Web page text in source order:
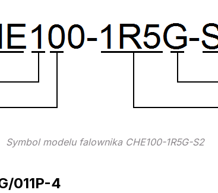
Symbol modelu falownika CHE100-1R5G-S2
011P-4